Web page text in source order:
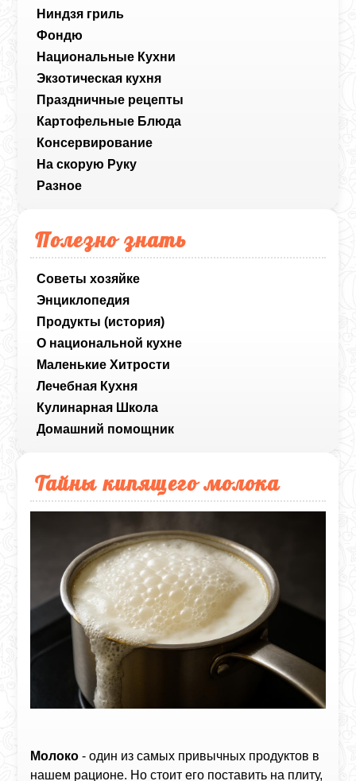
Ниндзя гриль
Фондю
Национальные Кухни
Экзотическая кухня
Праздничные рецепты
Картофельные Блюда
Консервирование
На скорую Руку
Разное
Полезно знать
Советы хозяйке
Энциклопедия
Продукты (история)
О национальной кухне
Маленькие Хитрости
Лечебная Кухня
Кулинарная Школа
Домашний помощник
Тайны кипящего молока
Молоко - один из самых привычных продуктов в
нашем рационе. Но стоит его поставить на плиту,